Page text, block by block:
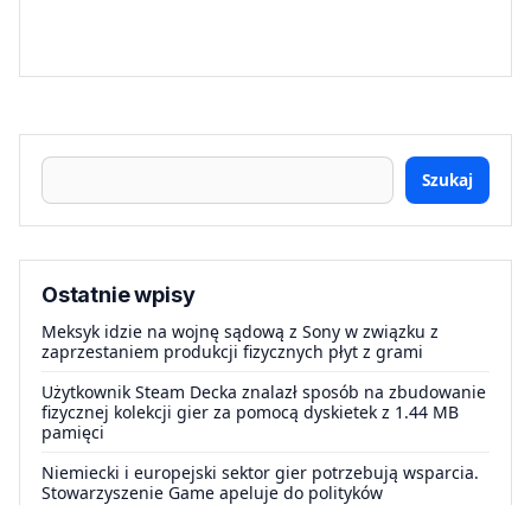
Szukaj
Ostatnie wpisy
Meksyk idzie na wojnę sądową z Sony w związku z
zaprzestaniem produkcji fizycznych płyt z grami
Użytkownik Steam Decka znalazł sposób na zbudowanie
fizycznej kolekcji gier za pomocą dyskietek z 1.44 MB
pamięci
Niemiecki i europejski sektor gier potrzebują wsparcia.
Stowarzyszenie Game apeluje do polityków